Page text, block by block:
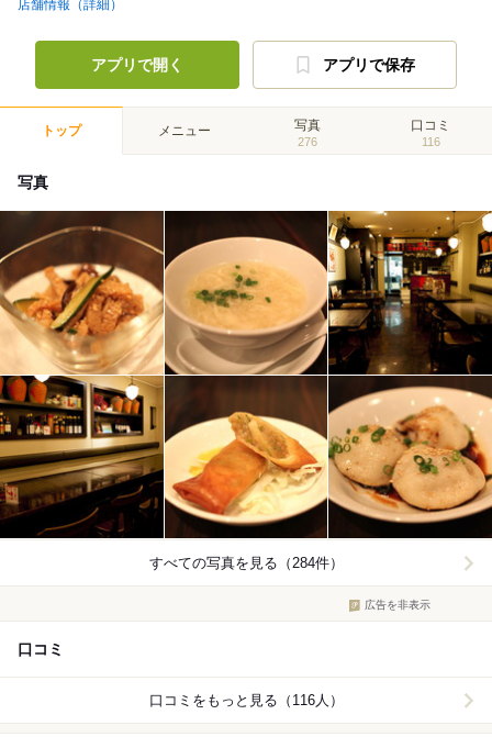
店舗情報（詳細）
アプリで開く アプリで保存
トップ メニュー 写真
276
口コミ
116
写真
すべての写真を見る（284件）
広告を非表示
口コミ
口コミをもっと見る（116人）